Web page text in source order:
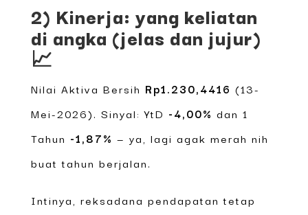
2) Kinerja: yang keliatan
di angka (jelas dan jujur)
📈
Nilai Aktiva Bersih Rp1.230,4416 (13-
Mei-2026). Sinyal: YtD -4,00% dan 1
Tahun -1,87% — ya, lagi agak merah nih
buat tahun berjalan.
Intinya, reksadana pendapatan tetap